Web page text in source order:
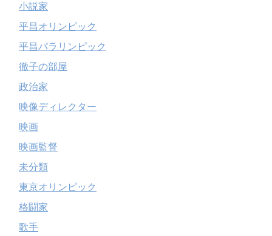
小説家
平昌オリンピック
平昌パラリンピック
徹子の部屋
政治家
映像ディレクター
映画
映画監督
未分類
東京オリンピック
格闘家
歌手